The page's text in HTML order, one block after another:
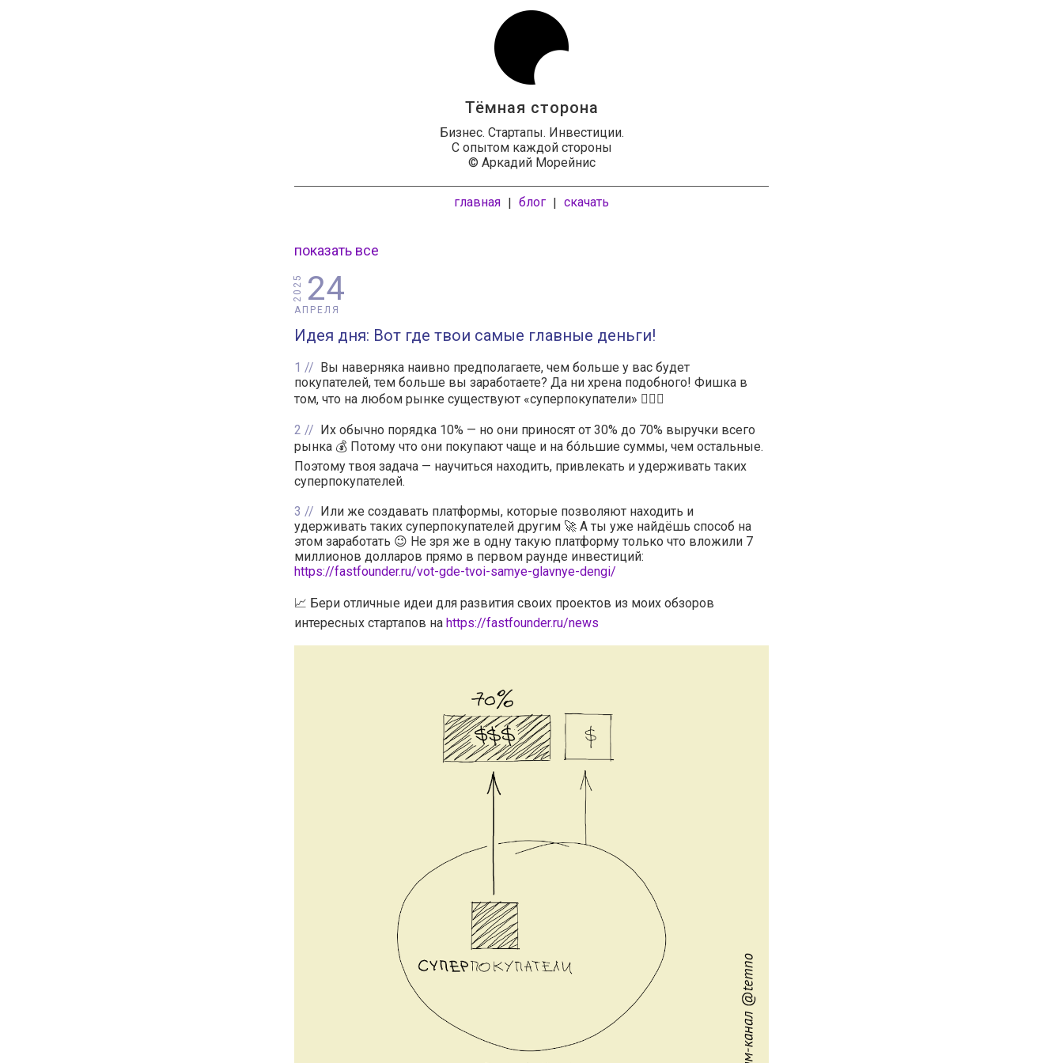
Тёмная сторона
Бизнес. Стартапы. Инвестиции.
С опытом каждой стороны
© Аркадий Морейнис
главная | блог | скачать
показать все
24
АПРЕЛЯ
2025
Идея дня: Вот где твои самые главные деньги!
1
Вы наверняка наивно предполагаете, чем больше у вас будет
покупателей, тем больше вы заработаете? Да ни хрена подобного! Фишка в
том, что на любом рынке существуют «суперпокупатели» 🦸🏻‍♂️
2
Их обычно порядка 10% — но они приносят от 30% до 70% выручки всего
рынка 💰 Потому что они покупают чаще и на бóльшие суммы, чем остальные.
Поэтому твоя задача — научиться находить, привлекать и удерживать таких
суперпокупателей.
3
Или же создавать платформы, которые позволяют находить и
удерживать таких суперпокупателей другим 🚀 А ты уже найдёшь способ на
этом заработать 😉 Не зря же в одну такую платформу только что вложили 7
миллионов долларов прямо в первом раунде инвестиций:
https://fastfounder.ru/vot-gde-tvoi-samye-glavnye-dengi/
📈 Бери отличные идеи для развития своих проектов из моих обзоров
интересных стартапов на https://fastfounder.ru/news